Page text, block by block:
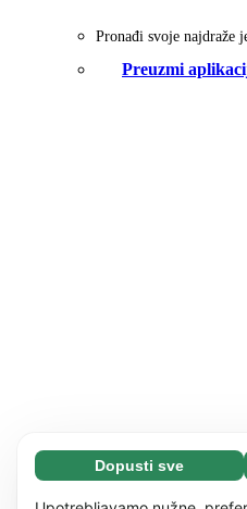
Neophodni (65)
Neophodni kolačići
Saznaj više
Dopusti sve
Pronađi svoje najdraže
Preuzmi